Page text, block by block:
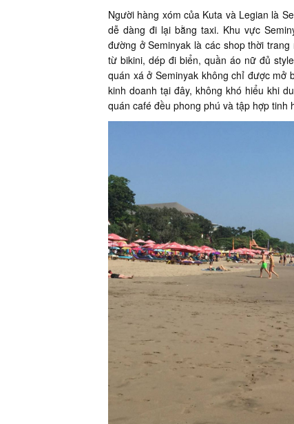
Người hàng xóm của Kuta và Legian là
dễ dàng đi lại bằng taxi. Khu vực
đường ở Seminyak là các shop thời
từ bikini, dép đi biển, quần áo nữ đủ
quán xá ở Seminyak không chỉ được mở
kinh doanh tại đây, không khó hiểu khi
quán café đều phong phú và tập hợp tinh